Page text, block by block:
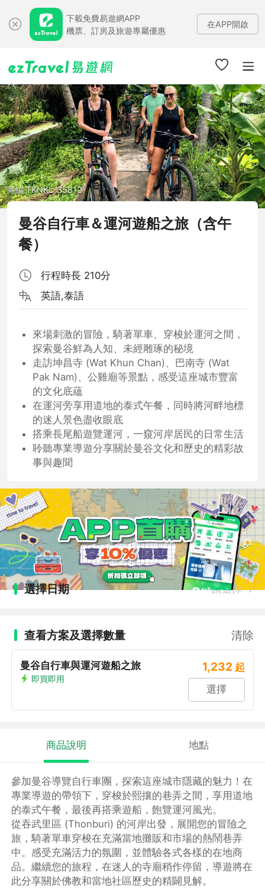
下載免費易遊網APP
機票、訂房及旅遊專屬優惠
在APP開啟
商編 TKNKL-35812
曼谷自行車＆運河遊船之旅（含午
餐）
行程時長 210分
英語,泰語
來場刺激的冒險，騎著單車、穿梭於運河之間，
探索曼谷鮮為人知、未經雕琢的秘境
走訪坤昌寺 (Wat Khun Chan)、巴南寺 (Wat
Pak Nam)、公雞廟等景點，感受這座城市豐富
的文化底蘊
在運河旁享用道地的泰式午餐，同時將河畔地標
的迷人景色盡收眼底
搭乘長尾船遊覽運河，一窺河岸居民的日常生活
聆聽專業導遊分享關於曼谷文化和歷史的精彩故
事與趣聞
選擇日期 請選擇
查看方案及選擇數量 清除
曼谷自行車與運河遊船之旅
即買即用
1,232 起
選擇
商品說明 地點
參加曼谷導覽自行車團，探索這座城市隱藏的魅力！在
專業導遊的帶領下，穿梭於熙攘的巷弄之間，享用道地
的泰式午餐，最後再搭乘遊船，飽覽運河風光。
從吞武里區 (Thonburi) 的河岸出發，展開您的冒險之
旅，騎著單車穿梭在充滿當地攤販和市場的熱鬧巷弄
中。感受充滿活力的氛圍，並體驗各式各樣的在地商
品。繼續您的旅程，在迷人的寺廟稍作停留，導遊將在
此分享關於佛教和當地社區歷史的精闢見解。